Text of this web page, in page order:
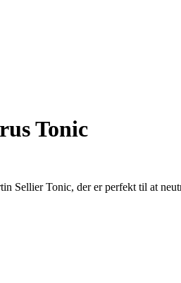
Tonic
Sellier Tonic, der er perfekt til at